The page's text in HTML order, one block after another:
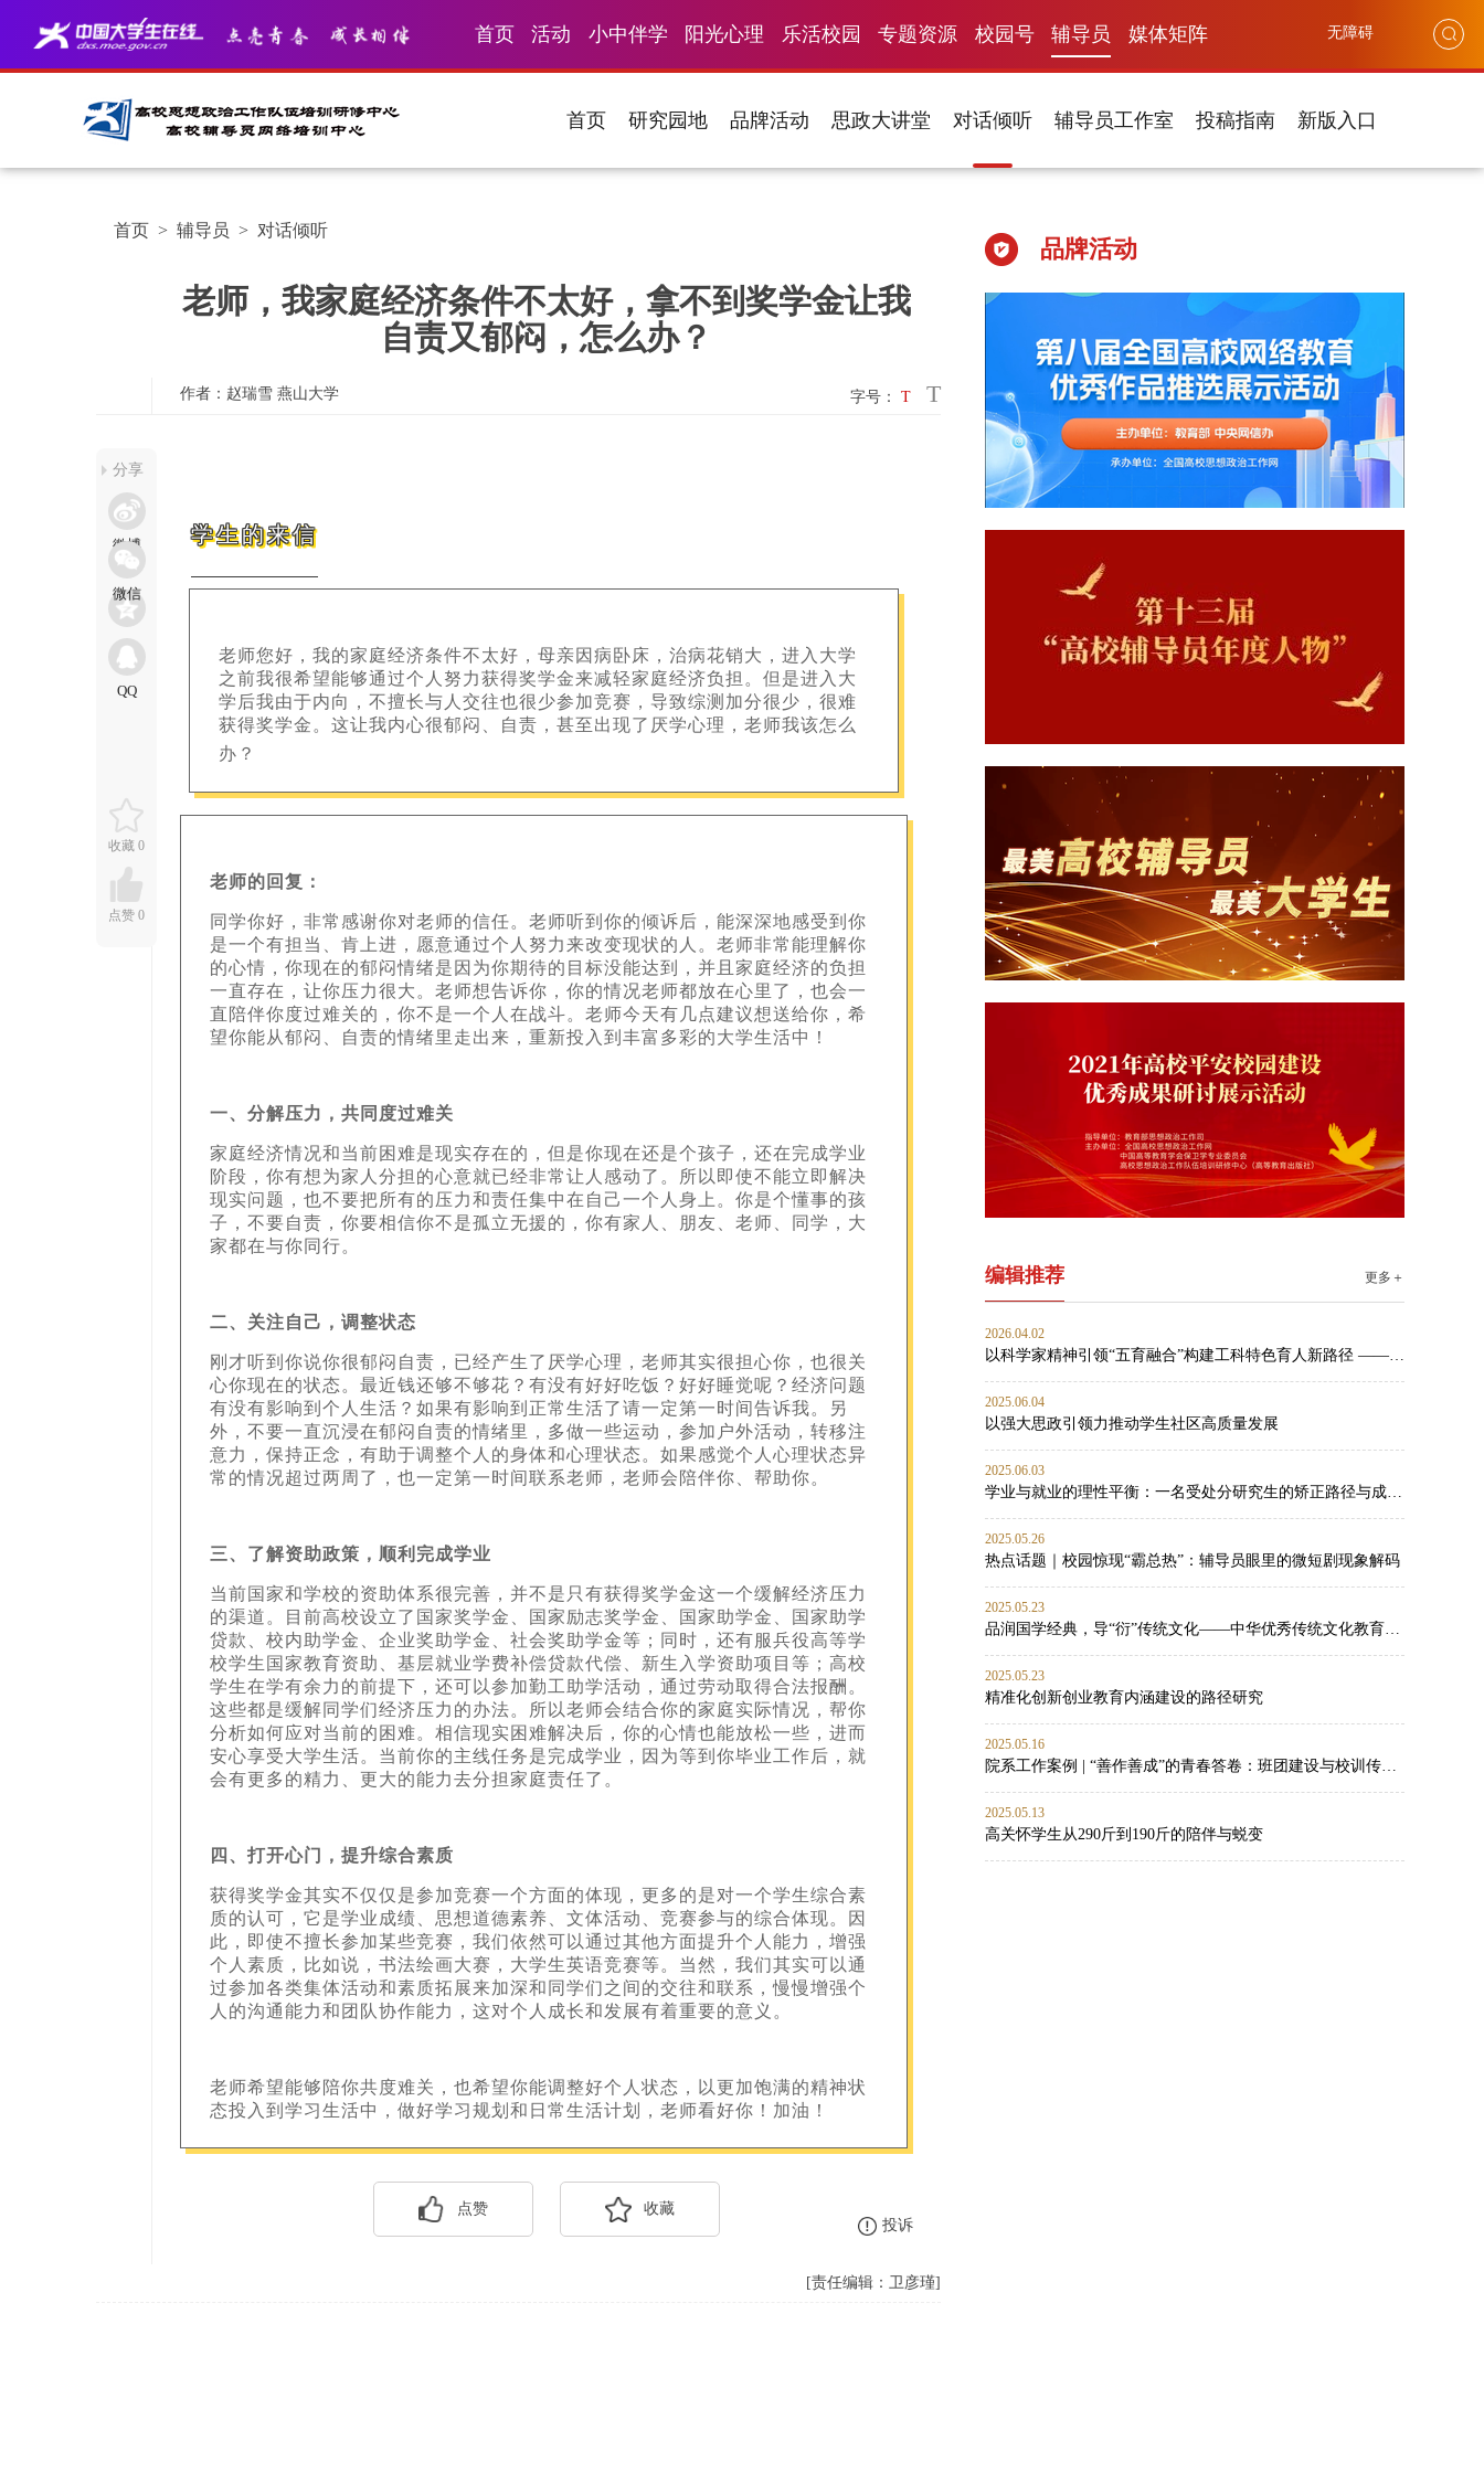
首页 活动 小中伴学 阳光心理 乐活校园 专题资源 校园号 辅导员 媒体矩阵 无障碍
首页 研究园地 品牌活动 思政大讲堂 对话倾听 辅导员工作室 投稿指南 新版入口
首页 > 辅导员 > 对话倾听
老师，我家庭经济条件不太好，拿不到奖学金让我
自责又郁闷，怎么办？
作者：赵瑞雪 燕山大学 字号： T T
分享
收藏 0
点赞 0
学生的来信
老师您好，我的家庭经济条件不太好，母亲因病卧床，治病花销大，进入大学
之前我很希望能够通过个人努力获得奖学金来减轻家庭经济负担。但是进入大
学后我由于内向，不擅长与人交往也很少参加竞赛，导致综测加分很少，很难
获得奖学金。这让我内心很郁闷、自责，甚至出现了厌学心理，老师我该怎么
办？
老师的回复：
同学你好，非常感谢你对老师的信任。老师听到你的倾诉后，能深深地感受到你
是一个有担当、肯上进，愿意通过个人努力来改变现状的人。老师非常能理解你
的心情，你现在的郁闷情绪是因为你期待的目标没能达到，并且家庭经济的负担
一直存在，让你压力很大。老师想告诉你，你的情况老师都放在心里了，也会一
直陪伴你度过难关的，你不是一个人在战斗。老师今天有几点建议想送给你，希
望你能从郁闷、自责的情绪里走出来，重新投入到丰富多彩的大学生活中！
一、分解压力，共同度过难关
家庭经济情况和当前困难是现实存在的，但是你现在还是个孩子，还在完成学业
阶段，你有想为家人分担的心意就已经非常让人感动了。所以即使不能立即解决
现实问题，也不要把所有的压力和责任集中在自己一个人身上。你是个懂事的孩
子，不要自责，你要相信你不是孤立无援的，你有家人、朋友、老师、同学，大
家都在与你同行。
二、关注自己，调整状态
刚才听到你说你很郁闷自责，已经产生了厌学心理，老师其实很担心你，也很关
心你现在的状态。最近钱还够不够花？有没有好好吃饭？好好睡觉呢？经济问题
有没有影响到个人生活？如果有影响到正常生活了请一定第一时间告诉我。另
外，不要一直沉浸在郁闷自责的情绪里，多做一些运动，参加户外活动，转移注
意力，保持正念，有助于调整个人的身体和心理状态。如果感觉个人心理状态异
常的情况超过两周了，也一定第一时间联系老师，老师会陪伴你、帮助你。
三、了解资助政策，顺利完成学业
当前国家和学校的资助体系很完善，并不是只有获得奖学金这一个缓解经济压力
的渠道。目前高校设立了国家奖学金、国家励志奖学金、国家助学金、国家助学
贷款、校内助学金、企业奖助学金、社会奖助学金等；同时，还有服兵役高等学
校学生国家教育资助、基层就业学费补偿贷款代偿、新生入学资助项目等；高校
学生在学有余力的前提下，还可以参加勤工助学活动，通过劳动取得合法报酬。
这些都是缓解同学们经济压力的办法。所以老师会结合你的家庭实际情况，帮你
分析如何应对当前的困难。相信现实困难解决后，你的心情也能放松一些，进而
安心享受大学生活。当前你的主线任务是完成学业，因为等到你毕业工作后，就
会有更多的精力、更大的能力去分担家庭责任了。
四 、打开心门，提升综合素质
获得奖学金其实不仅仅是参加竞赛一个方面的体现，更多的是对一个学生综合素
质的认可，它是学业成绩、思想道德素养、文体活动、竞赛参与的综合体现。因
此，即使不擅长参加某些竞赛，我们依然可以通过其他方面提升个人能力，增强
个人素质，比如说，书法绘画大赛，大学生英语竞赛等。当然，我们其实可以通
过参加各类集体活动和素质拓展来加深和同学们之间的交往和联系，慢慢增强个
人的沟通能力和团队协作能力，这对个人成长和发展有着重要的意义。
老师希望能够陪你共度难关，也希望你能调整好个人状态，以更加饱满的精神状
态投入到学习生活中，做好学习规划和日常生活计划，老师看好你！加油！
点赞
收藏
投诉
[责任编辑：卫彦瑾]
品牌活动
编辑推荐 更多＋
2026.04.02
以科学家精神引领“五育融合”构建工科特色育人新路径 ——燕山大学材料科学与工程学院思政工作案例
2025.06.04
以强大思政引领力推动学生社区高质量发展
2025.06.03
学业与就业的理性平衡：一名受处分研究生的矫正路径与成长启示
2025.05.26
热点话题｜校园惊现“霸总热”：辅导员眼里的微短剧现象解码
2025.05.23
品润国学经典，导“衍”传统文化——中华优秀传统文化教育实践
2025.05.23
精准化创新创业教育内涵建设的路径研究
2025.05.16
院系工作案例 | “善作善成”的青春答卷：班团建设与校训传承的双向赋能实践
2025.05.13
高关怀学生从290斤到190斤的陪伴与蜕变